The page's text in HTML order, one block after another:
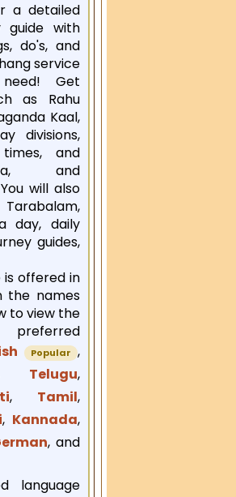
a detailed
guide with
do's, and
service
Get
as Rahu
Kaal,
divisions,
and
and
will also
day, daily
guides,
is offered in
the names
to view the
preferred
Popular ,
Telugu,
, Tamil,
, Kannada,
, and
language